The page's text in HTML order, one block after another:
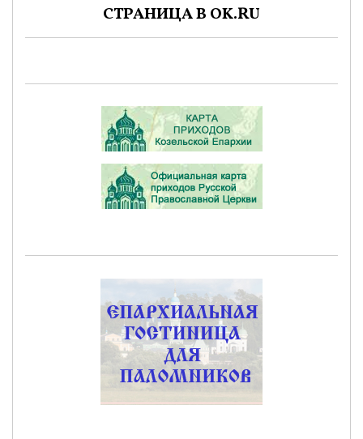
СТРАНИЦА В OK.RU